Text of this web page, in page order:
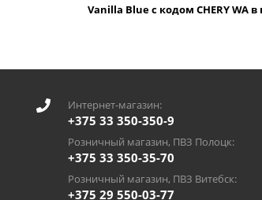
Vanilla Blue с кодом CHERY WA
Интернет-магазин:
+375 33 350-350-9
Розничный магазин, ПВЗ Полоцк:
+375 33 350-35-70
Розничный магазин, ПВЗ Витебск:
+375 29 550-03-77